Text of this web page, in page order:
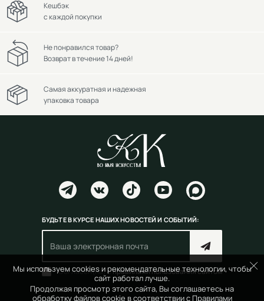
Мы используем cookies и рекомендательные технологии, чтобы
сайт работал лучше.
Продолжая просмотр этого сайта, Вы соглашаетесь на
обработку файлов cookie в соответствии с Правилами
Кешбэк
с каждой покупки
Не понравился товар?
Возврат в течение 14 дней!
Самая аккуратная и надежная
упаковка товара
БУДЬТЕ В КУРСЕ НАШИХ НОВОСТЕЙ И СОБЫТИЙ:
Согласен(на) справилами пользования сайтом